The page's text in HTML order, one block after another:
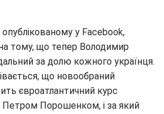
у Facebook,
тому, що тепер Володимир
за долю кожного українця.
що новообраний
євроатлантичний курс
Петром Порошенком, і за який